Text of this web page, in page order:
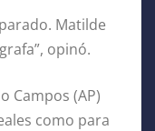
Matilde
opinó.
Campos (AP)
como para